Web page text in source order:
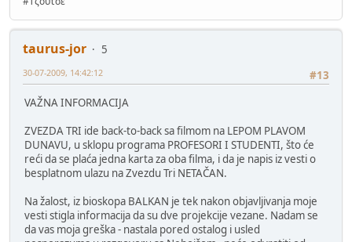
taurus-jor
5
#13
30-07-2009, 14:42:12
VAŽNA INFORMACIJA
ZVEZDA TRI ide back-to-back sa filmom na LEPOM PLAVOM
DUNAVU, u sklopu programa PROFESORI I STUDENTI, što će
reći da se plaća jedna karta za oba filma, i da je napis iz vesti o
besplatnom ulazu na Zvezdu Tri NETAČAN.
Na žalost, iz bioskopa BALKAN je tek nakon objavljivanja moje
vesti stigla informacija da su dve projekcije vezane. Nadam se
da vas moja greška - nastala pored ostalog i usled